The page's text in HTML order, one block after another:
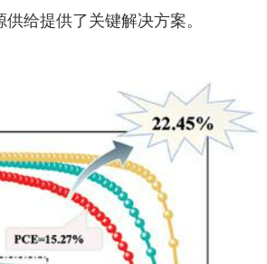
给提供了关键解决方案。